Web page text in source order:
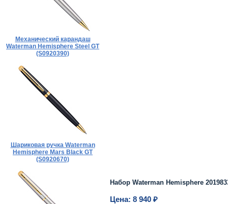
Механический карандаш
Waterman Hemisphere Steel GT
(S0920390)
Шариковая ручка Waterman
Hemisphere Mars Black GT
(S0920670)
Набор Waterman Hemisphere
Цена: 8 940 ₽